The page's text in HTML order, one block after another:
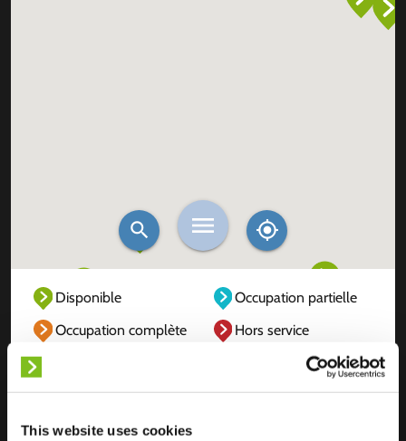
This website uses cookies
Disponible
Occupation partielle
Occupation complète
Hors service